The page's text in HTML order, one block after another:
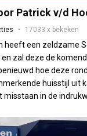
Patrick v/d
17033 x bekeken
heeft een zeldzame
zal deze de
hoe deze
huisstijl uit
in de